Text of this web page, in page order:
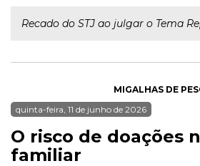
Recado do STJ ao julgar o Tema
MIGALHAS DE
quinta-feira, 11 de junho de 2026
O risco de doações
familiar